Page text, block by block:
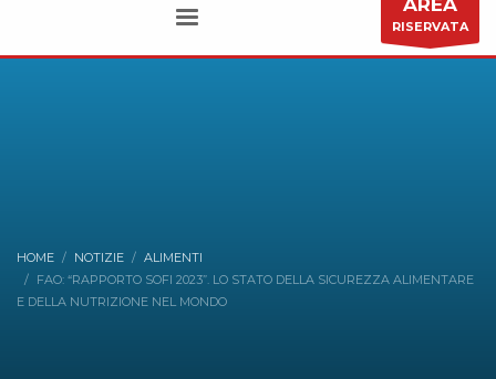
AREA
RISERVATA
HOME NOTIZIE
ALIMENTI
FAO: “RAPPORTO SOFI 2023”. LO STATO DELLA SICUREZZA ALIMENTARE
E DELLA NUTRIZIONE NEL MONDO